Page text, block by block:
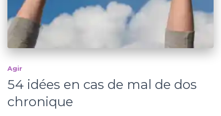
Agir
54 idées en cas de mal de dos
chronique